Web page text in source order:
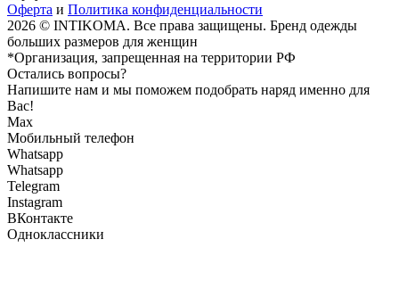
Оферта и Политика конфиденциальности
2026 © INTIKOMA. Все права защищены. Бренд одежды
больших размеров для женщин
*Организация, запрещенная на территории РФ
Остались вопросы?
Напишите нам и мы поможем подобрать наряд именно для
Вас!
Max
Мобильный телефон
Whatsapp
Whatsapp
Telegram
Instagram
ВКонтакте
Одноклассники